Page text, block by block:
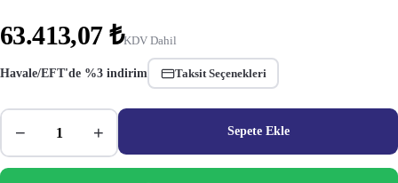
63.413,07 ₺KDV Dahil
Havale/EFT'de %3 indirim Taksit Seçenekleri
− + Sepete Ekle